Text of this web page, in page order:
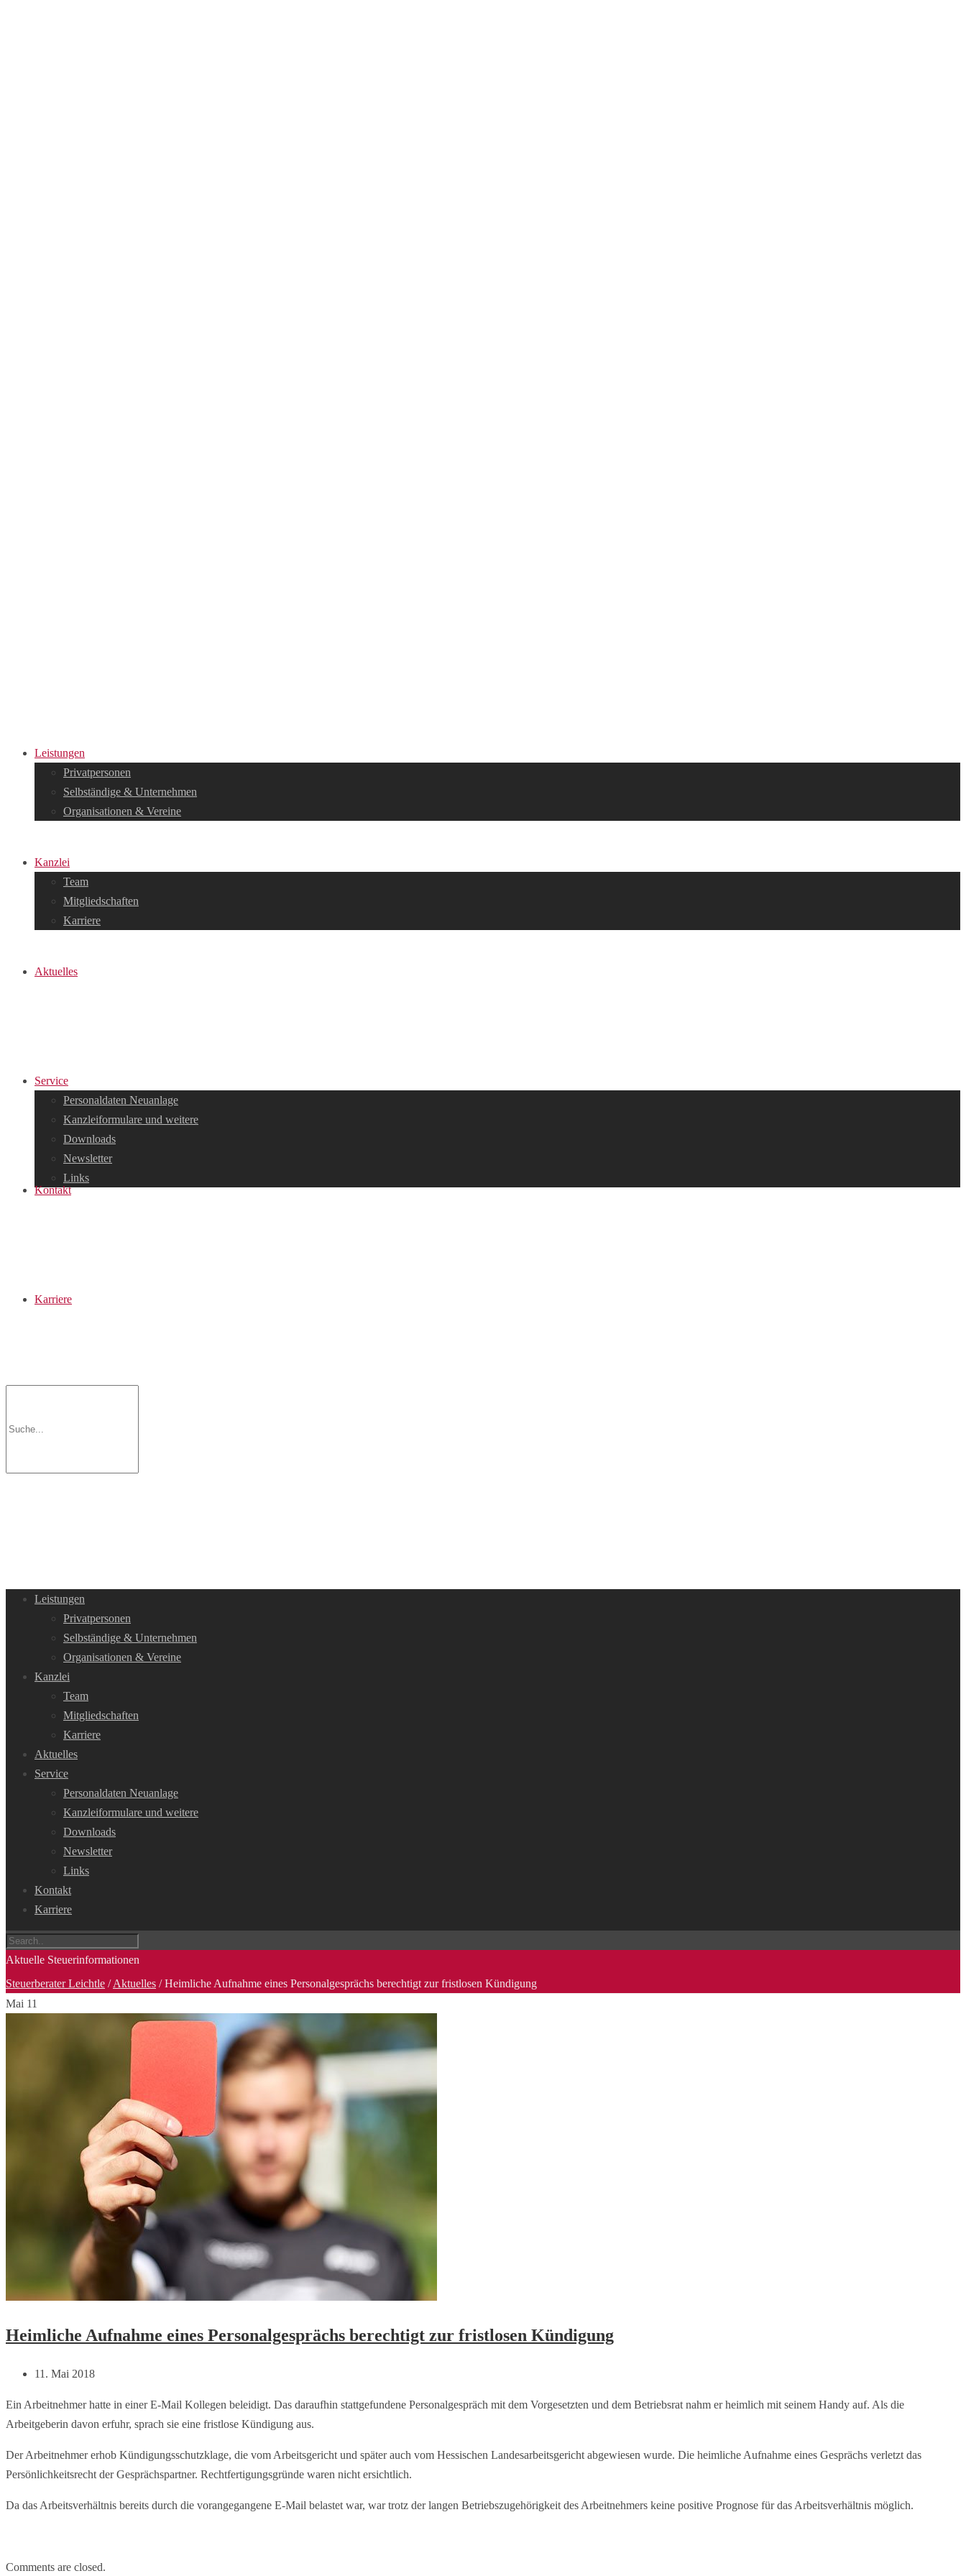
Leistungen
Privatpersonen
Selbständige & Unternehmen
Organisationen & Vereine
Kanzlei
Team
Mitgliedschaften
Karriere
Aktuelles
Service
Personaldaten Neuanlage
Kanzleiformulare und weitere
Downloads
Newsletter
Links
Kontakt
Karriere
Leistungen
Privatpersonen
Selbständige & Unternehmen
Organisationen & Vereine
Kanzlei
Team
Mitgliedschaften
Karriere
Aktuelles
Service
Personaldaten Neuanlage
Kanzleiformulare und weitere
Downloads
Newsletter
Links
Kontakt
Karriere
Aktuelle Steuerinformationen
Steuerberater Leichtle /Aktuelles /Heimliche Aufnahme eines Personalgesprächs berechtigt zur fristlosen Kündigung
Mai 11
Heimliche Aufnahme eines Personalgesprächs berechtigt zur fristlosen Kündigung
11. Mai 2018
Ein Arbeitnehmer hatte in einer E-Mail Kollegen beleidigt. Das daraufhin stattgefundene Personalgespräch mit dem Vorgesetzten und dem Betriebsrat nahm er heimlich mit seinem Handy auf. Als die
Arbeitgeberin davon erfuhr, sprach sie eine fristlose Kündigung aus.
Der Arbeitnehmer erhob Kündigungsschutzklage, die vom Arbeitsgericht und später auch vom Hessischen Landesarbeitsgericht abgewiesen wurde. Die heimliche Aufnahme eines Gesprächs verletzt das
Persönlichkeitsrecht der Gesprächspartner. Rechtfertigungsgründe waren nicht ersichtlich.
Da das Arbeitsverhältnis bereits durch die vorangegangene E-Mail belastet war, war trotz der langen Betriebszugehörigkeit des Arbeitnehmers keine positive Prognose für das Arbeitsverhältnis möglich.
Comments are closed.